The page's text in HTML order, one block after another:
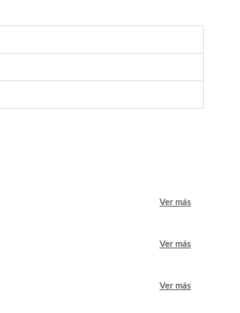
Ver más
Ver más
Ver más